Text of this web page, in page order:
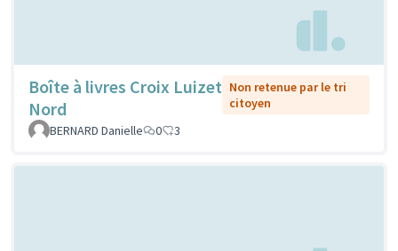
Boîte à livres Croix Luizet
Nord
Non retenue par le tri
citoyen
BERNARD Danielle
0 3